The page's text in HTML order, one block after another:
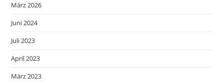
März 2026
Juni 2024
Juli 2023
April 2023
März 2023